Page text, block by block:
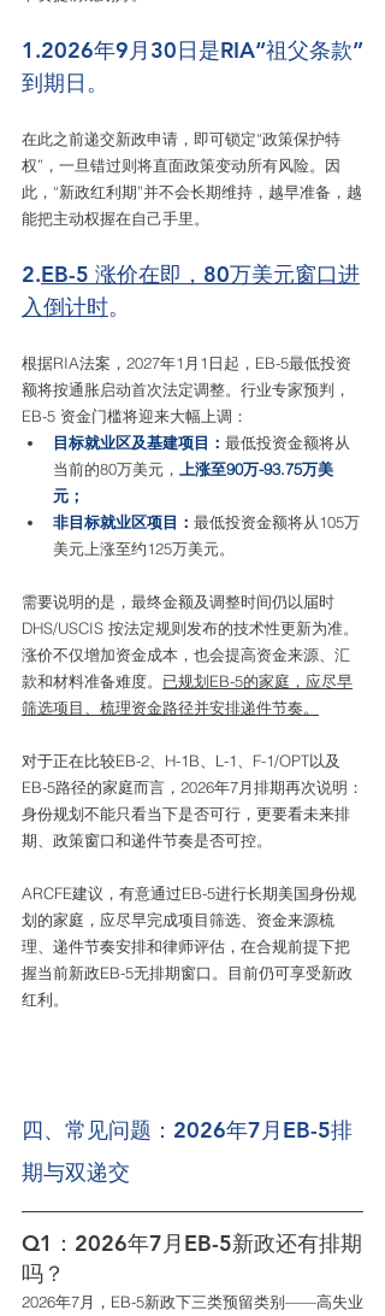
1.2026年9月30日是RIA“祖父条款”
到期日。
在此之前递交新政申请，即可锁定“政策保护特
权”，一旦错过则将直面政策变动所有风险。因
此，“新政红利期”并不会长期维持，越早准备，越
能把主动权握在自己手里。
2.EB-5 涨价在即，80万美元窗口进
入倒计时。
根据RIA法案，2027年1月1日起，EB-5最低投资
额将按通胀启动首次法定调整。行业专家预判，
EB-5 资金门槛将迎来大幅上调：
目标就业区及基建项目： 最低投资金额将从
当前的80万美元，
上涨至90万-93.75万美
元；
非目标就业区项目： 最低投资金额将从105万
美元上涨至约125万美元。
需要说明的是，最终金额及调整时间仍以届时
DHS/USCIS 按法定规则发布的技术性更新为准。
涨价不仅增加资金成本，也会提高资金来源、汇
款和材料准备难度。 已规划EB-5的家庭，应尽早
筛选项目、梳理资金路径并安排递件节奏。
对于正在比较EB-2、H-1B、L-1、F-1/OPT以及
EB-5路径的家庭而言，2026年7月排期再次说明：
身份规划不能只看当下是否可行，更要看未来排
期、政策窗口和递件节奏是否可控。
ARCFE建议，有意通过EB-5进行长期美国身份规
划的家庭，应尽早完成项目筛选、资金来源梳
理、递件节奏安排和律师评估，在合规前提下把
握当前新政EB-5无排期窗口。目前仍可享受新政
红利。
四、常见问题：2026年7月EB-5排
期与双递交
Q1：2026年7月EB-5新政还有排期
吗？
2026年7月，EB-5新政下三类预留类别——高失业